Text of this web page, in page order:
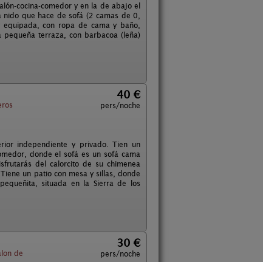
cocina-comedor y en la de abajo el
que hace de sofá (2 camas de 0,
con ropa de cama y baño,
terraza, con barbacoa (leña)
40 €
pers/noche
independiente y privado. Tien un
donde el sofá es un sofá cama
del calorcito de su chimenea
un patio con mesa y sillas, donde
situada en la Sierra de los
de
30 €
pers/noche